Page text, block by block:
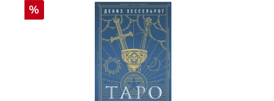
Rabatt
%